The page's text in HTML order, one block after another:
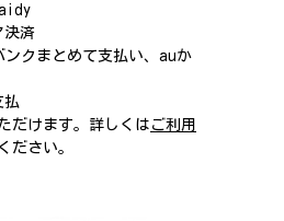
決済
ンクまとめて支払い、auか
払
だけます。詳しくは ご利用
ださい。